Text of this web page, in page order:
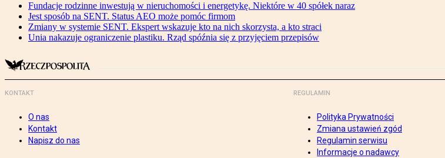
Fundacje rodzinne inwestują w nieruchomości i energetykę. Niektóre w 40 spółek naraz
Jest sposób na SENT. Status AEO może pomóc firmom
Zmiany w systemie SENT. Ekspert wskazuje kto na nich skorzysta, a kto straci
Unia nakazuje ograniczenie plastiku. Rząd spóźnia się z przyjęciem przepisów
KONTAKT
O nas
Kontakt
Napisz do nas
REGULAMIN
Polityka Prywatności
Zmiana ustawień zgód
Regulamin serwisu
Informacje o nadawcy